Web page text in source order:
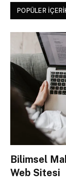
POPÜLER
Bilimsel
Web Sitesi